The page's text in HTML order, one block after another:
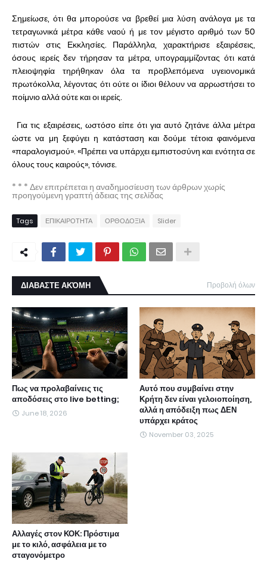
Σημείωσε, ότι θα μπορούσε να βρεθεί μια λύση ανάλογα με τα
τετραγωνικά μέτρα κάθε ναού ή με τον μέγιστο αριθμό των 50
πιστών στις Εκκλησίες. Παράλληλα, χαρακτήρισε εξαιρέσεις,
όσους ιερείς δεν τήρησαν τα μέτρα, υπογραμμίζοντας ότι κατά
πλειοψηφία τηρήθηκαν όλα τα προβλεπόμενα υγειονομικά
πρωτόκολλα, λέγοντας ότι ούτε οι ίδιοι θέλουν να αρρωστήσει το
ποίμνιο αλλά ούτε και οι ιερείς.
Για τις εξαιρέσεις, ωστόσο είπε ότι για αυτό ζητάνε άλλα μέτρα
ώστε να μη ξεφύγει η κατάσταση και δούμε τέτοια φαινόμενα
«παραλογισμού». «Πρέπει να υπάρχει εμπιστοσύνη και ενότητα σε
όλους τους καιρούς», τόνισε.
* * * Δεν επιτρέπεται η αναδημοσίευση των άρθρων χωρίς
προηγούμενη γραπτή άδειας της σελίδας
Tags ΕΠΙΚΑΙΡΟΤΗΤΑ ΟΡΘΟΔΟΞΙΑ Slider
ΔΙΑΒΑΣΤΕ ΑΚΌΜΗ Προβολή όλων
Πως να προλαβαίνεις τις
αποδόσεις στο live betting;
June 18, 2026
Αυτό που συμβαίνει στην
Κρήτη δεν είναι γελοιοποίηση,
αλλά η απόδειξη πως ΔΕΝ
υπάρχει κράτος
November 03, 2025
Αλλαγές στον ΚΟΚ: Πρόστιμα
με το κιλό, ασφάλεια με το
σταγονόμετρο